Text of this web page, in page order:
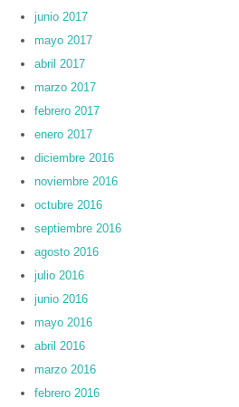
junio 2017
mayo 2017
abril 2017
marzo 2017
febrero 2017
enero 2017
diciembre 2016
noviembre 2016
octubre 2016
septiembre 2016
agosto 2016
julio 2016
junio 2016
mayo 2016
abril 2016
marzo 2016
febrero 2016